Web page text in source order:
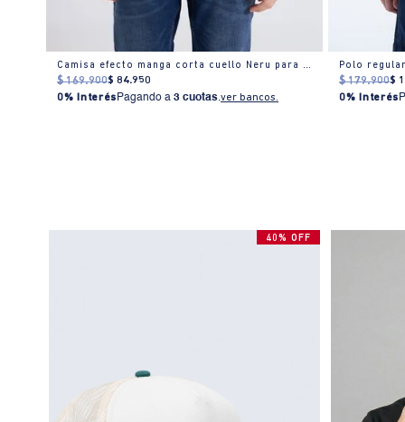
Camisa efecto manga corta cuello Neru para hombre
$ 169.900$ 84.950
0% Interés Pagando a3 cuotas.ver bancos.
$ 179.900$
0% Interés
40% OFF